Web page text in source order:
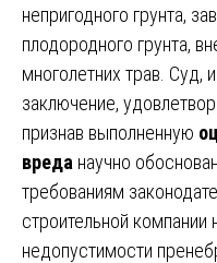
непригодного грунта,
плодородного грунта,
многолетних трав. Суд,
заключение,
признав выполненную
вреда научно
требованиям
строительной
недопустимости